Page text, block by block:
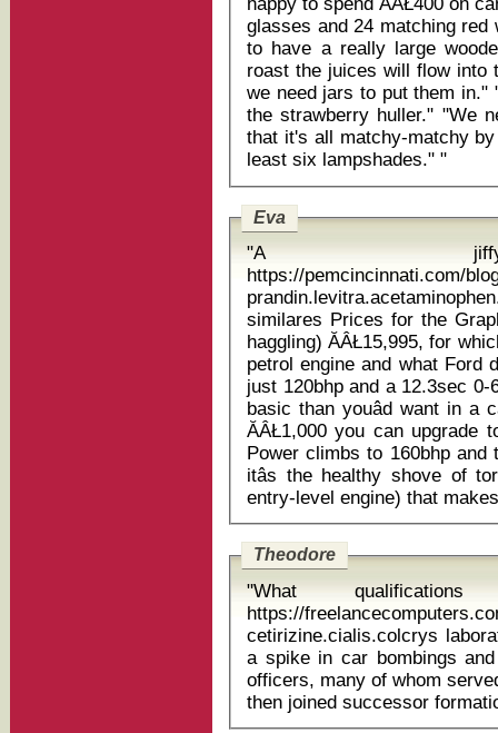
glasses and 24 matching
to have a really large
roast the juices will flow into
we need jars to put them in."
the strawberry huller." "We
that it's all matchy-matchy
least six lampshades." "
Eva
"A
https://pemcincinnati.com/
similares Prices for the Graphite start at an eye-opening (and pre-
haggling) ĂÂŁ15,995, for
petrol engine and what Ford
just 120bhp and a 12.3sec
basic than youâd want in
ĂÂŁ1,000 you can upgrade
Power climbs to 160bhp
itâs the healthy shove of
Theodore
"What
https://
cetirizine.cialis.colcrys laboratorio
a spike in car bombings
officers, many of whom